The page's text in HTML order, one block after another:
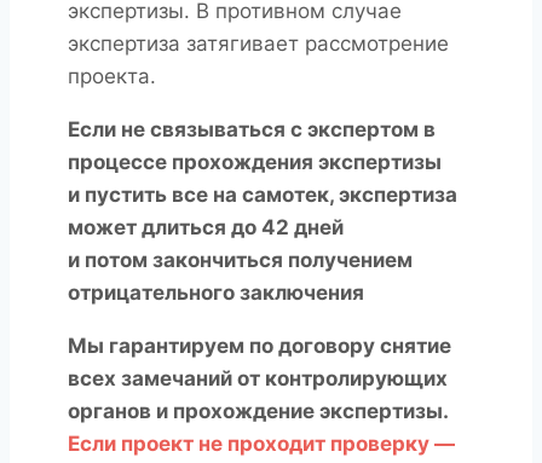
экспертизы. В противном случае
экспертиза затягивает рассмотрение
проекта.
Если не связываться с экспертом в
процессе прохождения экспертизы
и пустить все на самотек, экспертиза
может длиться до 42 дней
и потом закончиться получением
отрицательного заключения
Мы гарантируем по договору снятие
всех замечаний от контролирующих
органов и прохождение экспертизы.
Если проект не проходит проверку —